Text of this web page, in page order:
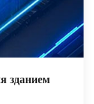
зданием